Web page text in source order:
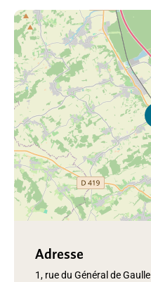
Adresse
1, rue du Général de Gaulle